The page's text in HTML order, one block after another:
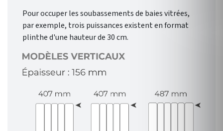
Pour occuper les soubassements de baies vitrées,
par exemple, trois puissances existent en format
plinthe d'une hauteur de 30 cm.